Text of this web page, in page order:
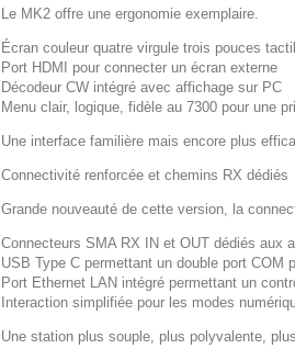
Le MK2 offre une ergonomie exemplaire.
Écran couleur quatre virgule trois pouces
Port HDMI pour connecter un écran externe
Décodeur CW intégré avec affichage sur PC
Menu clair, logique, fidèle au 7300 pour une
Une interface familière mais encore plus
Connectivité renforcée et chemins RX dédiés
Grande nouveauté de cette version, la
Connecteurs SMA RX IN et OUT dédiés aux
USB Type C permettant un double port COM
Port Ethernet LAN intégré permettant un
Interaction simplifiée pour les modes
Une station plus souple, plus polyvalente,